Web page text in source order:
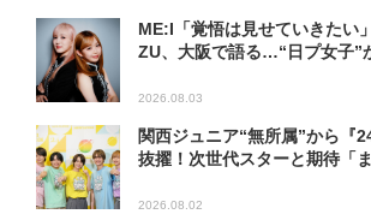
ME:I「覚悟は見せていきたい
ZU、大阪で語る…“日プ女子”
2026.08.03
関西ジュニア“無所属”から『
抜擢！次世代スターと期待「
2026.08.02